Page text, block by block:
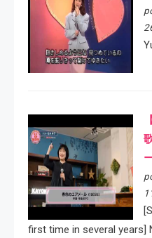
first time in several